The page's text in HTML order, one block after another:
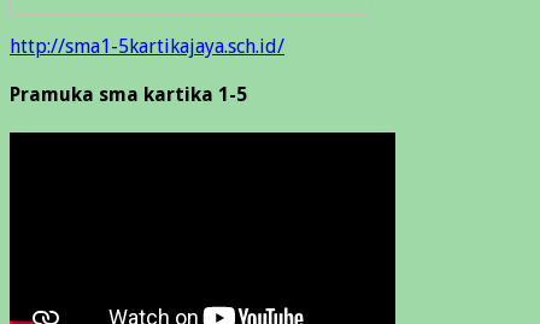
http://sma1-5kartikajaya.sch.id/
Pramuka sma kartika 1-5